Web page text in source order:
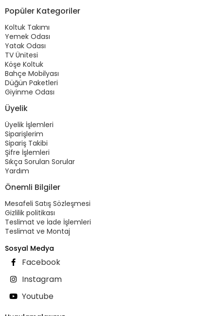
Popüler Kategoriler
Koltuk Takımı
Yemek Odası
Yatak Odası
TV Ünitesi
Köşe Koltuk
Bahçe Mobilyası
Düğün Paketleri
Giyinme Odası
Üyelik
Üyelik İşlemleri
Siparişlerim
Sipariş Takibi
Şifre İşlemleri
Sıkça Sorulan Sorular
Yardım
Önemli Bilgiler
Mesafeli Satış Sözleşmesi
Gizlilik politikası
Teslimat ve İade İşlemleri
Teslimat ve Montaj
Sosyal Medya
Facebook
Instagram
Youtube